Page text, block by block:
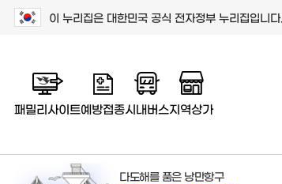
이 누리집은 대한민국 공식 전자정부 누리집입니다.
패밀리사이트예방접종시내버스지역상가
다도해를 품은 낭만항구